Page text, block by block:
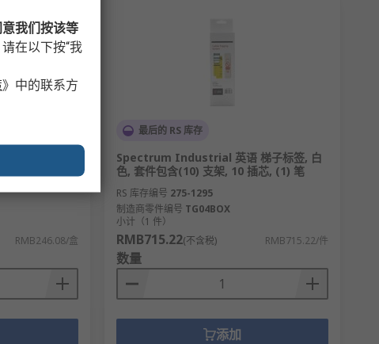
具, 红色, 锁
RMB246.08/盒
最后的 RS 库存
Spectrum Industrial 英语 梯子标签, 白
色, 套件包含(10) 支架, 10 插芯, (1) 笔
RS 库存编号 275-1295
制造商零件编号 TG04BOX
小计（1 件）
RMB715.22(不含税) RMB715.22/件
数量
添加
意我们按该等
请在以下按“我
》 中的联系方